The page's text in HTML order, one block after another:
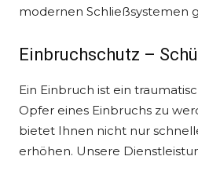
modernen Schließsystemen
Einbruchschutz –
Ein Einbruch ist ein
Opfer eines Einbruchs zu
bietet Ihnen nicht nur
erhöhen. Unsere